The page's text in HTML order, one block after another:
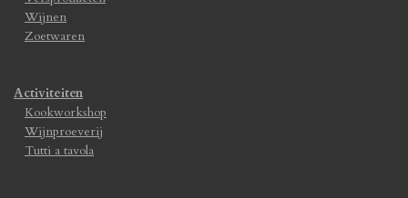
Wijnen
Zoetwaren
Activiteiten
Kookworkshop
Wijnproeverij
Tutti a tavola